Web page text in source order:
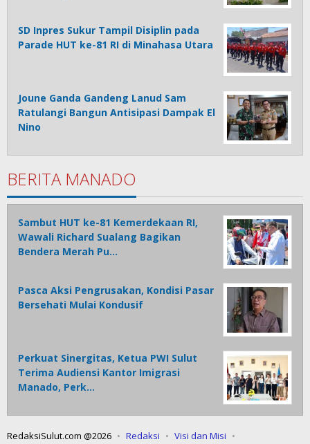
SD Inpres Sukur Tampil Disiplin pada
Parade HUT ke-81 RI di Minahasa Utara
Joune Ganda Gandeng Lanud Sam
Ratulangi Bangun Antisipasi Dampak El
Nino
BERITA MANADO
Sambut HUT ke-81 Kemerdekaan RI,
Wawali Richard Sualang Bagikan
Bendera Merah Pu…
Pasca Aksi Pengrusakan, Kondisi Pasar
Bersehati Mulai Kondusif
Perkuat Sinergitas, Ketua PWI Sulut
Terima Audiensi Kantor Imigrasi
Manado, Perk…
RedaksiSulut.com @2026 Redaksi
Visi dan Misi